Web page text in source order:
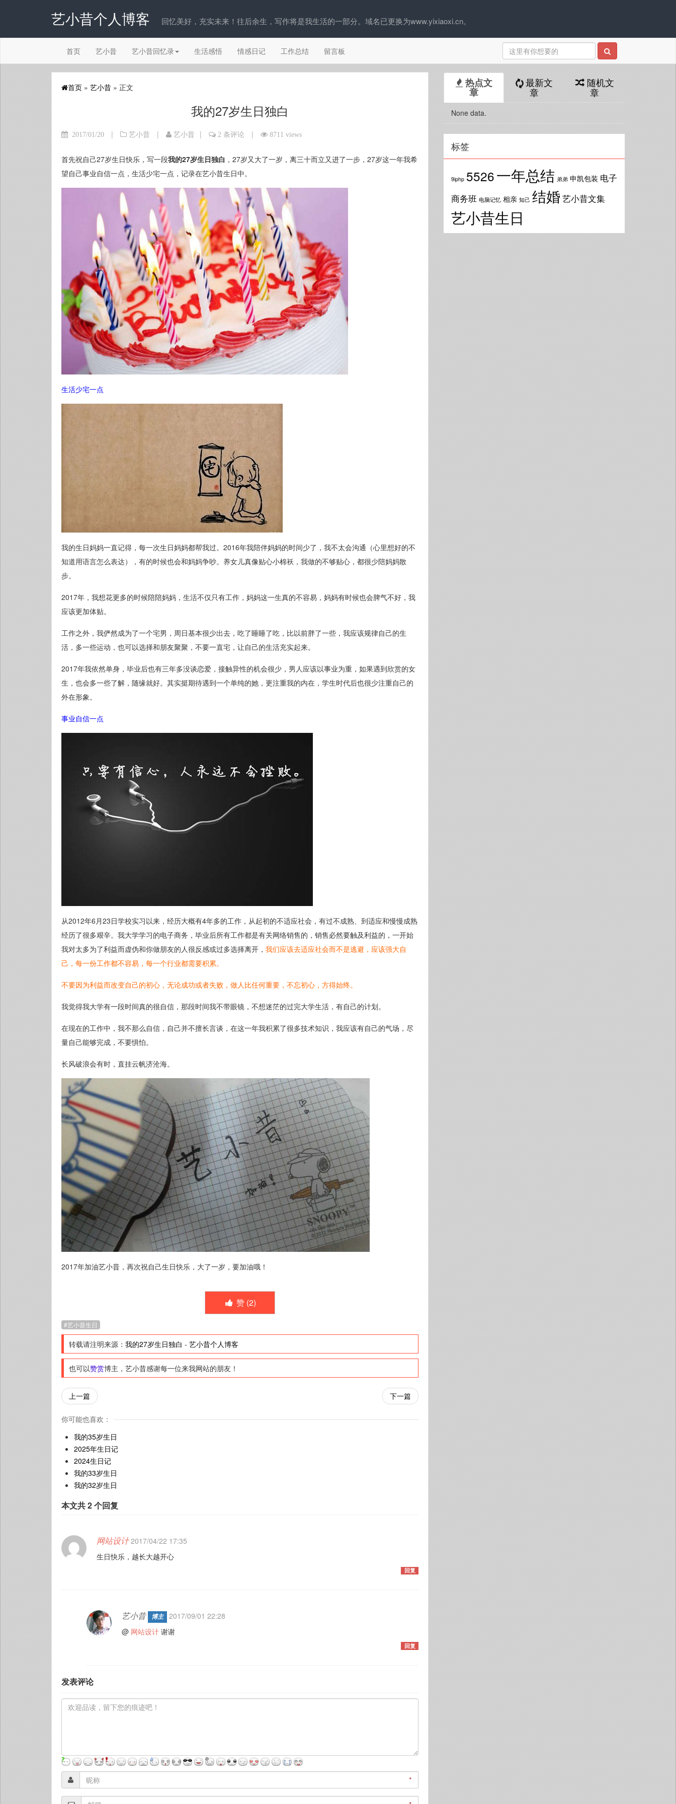
艺小昔个人博客 回忆美好，充实未来！往后余生，写作将是我生活的一部分。域名已更换为www.yixiaoxi.cn。
首页 艺小昔 艺小昔回忆录 生活感悟 情感日记 工作总结 留言板
首页 » 艺小昔 » 正文
我的27岁生日独白
2017/01/20 | 艺小昔 | 艺小昔 | 2 条评论 | 8711 views
首先祝自己27岁生日快乐，写一段我的27岁生日独白 ，27岁又大了一岁，离三十而立又进了一步，27岁这一年我希
望自己事业自信一点，生活少宅一点，记录在艺小昔生日中。
生活少宅一点
我的生日妈妈一直记得，每一次生日妈妈都帮我过。2016年我陪伴妈妈的时间少了，我不太会沟通（心里想好的不
知道用语言怎么表达），有的时候也会和妈妈争吵。养女儿真像贴心小棉袄，我做的不够贴心，都很少陪妈妈散
步。
2017年，我想花更多的时候陪陪妈妈，生活不仅只有工作，妈妈这一生真的不容易，妈妈有时候也会脾气不好，我
应该更加体贴。
工作之外，我俨然成为了一个宅男，周日基本很少出去，吃了睡睡了吃，比以前胖了一些，我应该规律自己的生
活，多一些运动，也可以选择和朋友聚聚，不要一直宅，让自己的生活充实起来。
2017年我依然单身，毕业后也有三年多没谈恋爱，接触异性的机会很少，男人应该以事业为重，如果遇到欣赏的女
生，也会多一些了解，随缘就好。其实挺期待遇到一个单纯的她，更注重我的内在，学生时代后也很少注重自己的
外在形象。
事业自信一点
从2012年6月23日学校实习以来，经历大概有4年多的工作，从起初的不适应社会，有过不成熟、到适应和慢慢成熟
经历了很多艰辛。我大学学习的电子商务，毕业后所有工作都是有关网络销售的，销售必然要触及利益的，一开始
我对太多为了利益而虚伪和你做朋友的人很反感或过多选择离开， 我们应该去适应社会而不是逃避，应该强大自
己，每一份工作都不容易，每一个行业都需要积累。
不要因为利益而改变自己的初心，无论成功或者失败，做人比任何重要，不忘初心，方得始终。
我觉得我大学有一段时间真的很自信，那段时间我不带眼镜，不想迷茫的过完大学生活，有自己的计划。
在现在的工作中，我不那么自信，自己并不擅长言谈，在这一年我积累了很多技术知识，我应该有自己的气场，尽
量自己能够完成，不要惧怕。
长风破浪会有时，直挂云帆济沧海。
2017年加油艺小昔，再次祝自己生日快乐，大了一岁，要加油哦！
赞 (2)
艺小昔生日
转载请注明来源： 我的27岁生日独白 - 艺小昔个人博客
也可以赞赏博主，艺小昔感谢每一位来我网站的朋友！
上一篇 下一篇
你可能也喜欢：
我的35岁生日
2025年生日记
2024生日记
我的33岁生日
我的32岁生日
本文共 2 个回复
网站设计 2017/04/22 17:35
生日快乐，越长大越开心
回复
艺小昔 博主
2017/09/01 22:28
@ 网站设计 谢谢
回复
发表评论
*
热点文
章
最新文
章
随机文
章
None data.
标签
9iphp 5526一年总结 弟弟 申凯包装 电子
商务班 电脑记忆 相亲 知己 结婚 艺小昔文集
艺小昔生日